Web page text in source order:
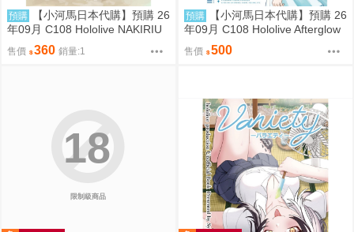
預購
【小河馬日本代購】預購 26
年09月 C108 Hololive NAKIRIU
M2 繪師:李神の落書き場
售價 360 銷量:1
預購
【小河馬日本代購】預購 26
年09月 C108 Hololive Afterglow
繪師:カノチ
售價 500
限制級商品
18